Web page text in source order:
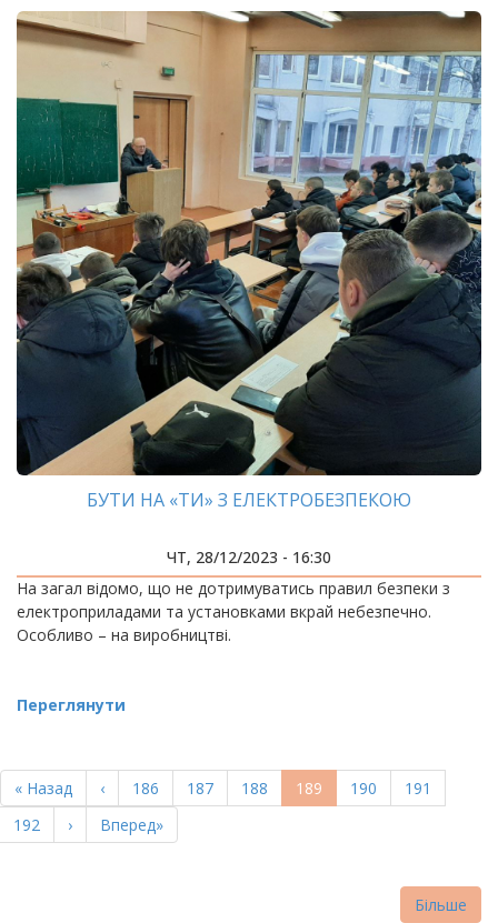
БУТИ НА «ТИ» З ЕЛЕКТРОБЕЗПЕКОЮ
ЧТ, 28/12/2023 - 16:30
На загал відомо, що не дотримуватись правил безпеки з
електроприладами та установками вкрай небезпечно.
Особливо – на виробництві.
Переглянути
НА
СТОРІНКИ
Перша
сторінка
« Назад
Попередня
сторінка
‹ Page
186 Page
187 Page
188
Поточна
сторінка
189 Page
190 Page
191
Page
192
Наступна
сторінка
›
Остання
сторінка
Вперед»
Більше